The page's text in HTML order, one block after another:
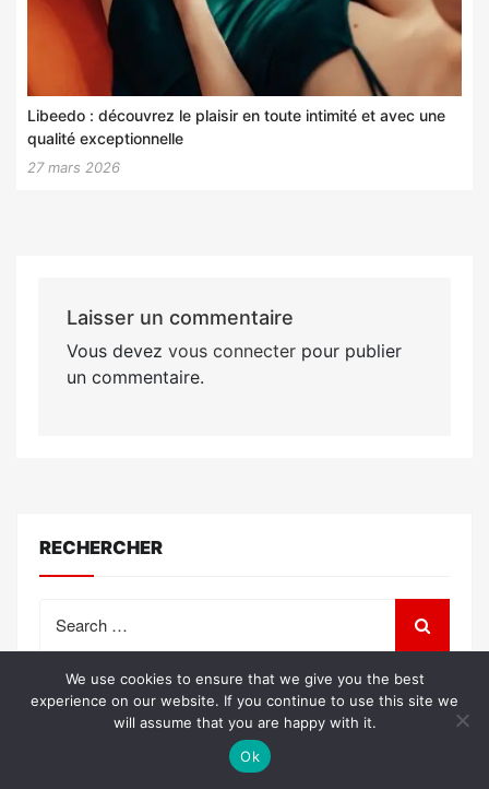
Libeedo : découvrez le plaisir en toute intimité et avec une
qualité exceptionnelle
27 mars 2026
Laisser un commentaire
Vous devez vous connecterpour publier
un commentaire.
RECHERCHER
for:
We use cookies to ensure that we give you the best
experience on our website. If you continue to use this site we
will assume that you are happy with it.
Ok